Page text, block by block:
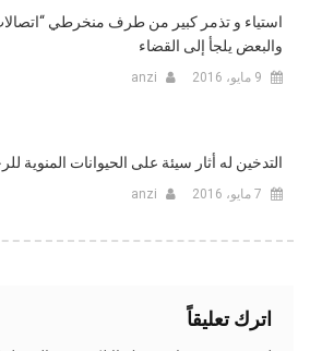
استياء و تذمر كبير من طرف منخرطي
والبعض يلجأ إلى القضاء
9 مايو، 2016 anzi
التدخين له أثار سيئة على الحيوانات المنوية
7 مايو، 2016 anzi
اترك تعليقاً